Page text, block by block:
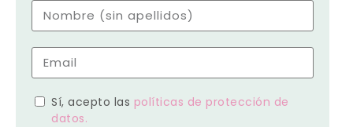
Sí, acepto las políticas de protección de
datos.